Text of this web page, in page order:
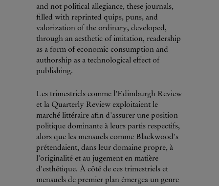
and not political allegiance, these journals,
filled with reprinted quips, puns, and
valorization of the ordinary, developed,
through an aesthetic of imitation, readership
as a form of economic consumption and
authorship as a technological effect of
publishing.
Les trimestriels comme l'Edimburgh Review
et la Quarterly Review exploitaient le
marché littéraire afin d'assurer une position
politique dominante à leurs partis respectifs,
alors que les mensuels comme Blackwood's
prétendaient, dans leur domaine propre, à
l'originalité et au jugement en matière
d'esthétique. À côté de ces trimestriels et
mensuels de premier plan émergea un genre